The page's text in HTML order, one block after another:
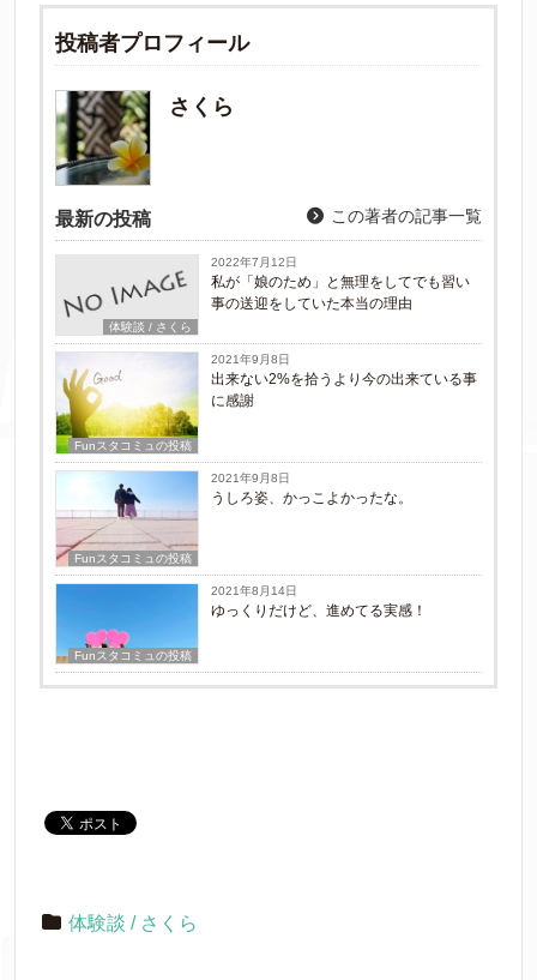
投稿者プロフィール
さくら
最新の投稿 この著者の記事一覧
体験談 / さくら
2022年7月12日
私が「娘のため」と無理をしてでも習い
事の送迎をしていた本当の理由
Funスタコミュの投稿
2021年9月8日
出来ない2%を拾うより今の出来ている事
に感謝
Funスタコミュの投稿
2021年9月8日
うしろ姿、かっこよかったな。
Funスタコミュの投稿
2021年8月14日
ゆっくりだけど、進めてる実感！
体験談 / さくら